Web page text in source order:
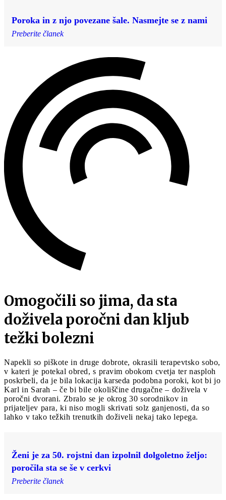
Poroka in z njo povezane šale. Nasmejte se z nami
Preberite članek
Omogočili so jima, da sta
doživela poročni dan kljub
težki bolezni
Napekli so piškote in druge dobrote, okrasili terapevtsko sobo,
v kateri je potekal obred, s pravim obokom cvetja ter nasploh
poskrbeli, da je bila lokacija karseda podobna poroki, kot bi jo
Karl in Sarah – če bi bile okoliščine drugačne – doživela v
poročni dvorani. Zbralo se je okrog 30 sorodnikov in
prijateljev para, ki niso mogli skrivati solz ganjenosti, da so
lahko v tako težkih trenutkih doživeli nekaj tako lepega.
Ženi je za 50. rojstni dan izpolnil dolgoletno željo:
poročila sta se še v cerkvi
Preberite članek